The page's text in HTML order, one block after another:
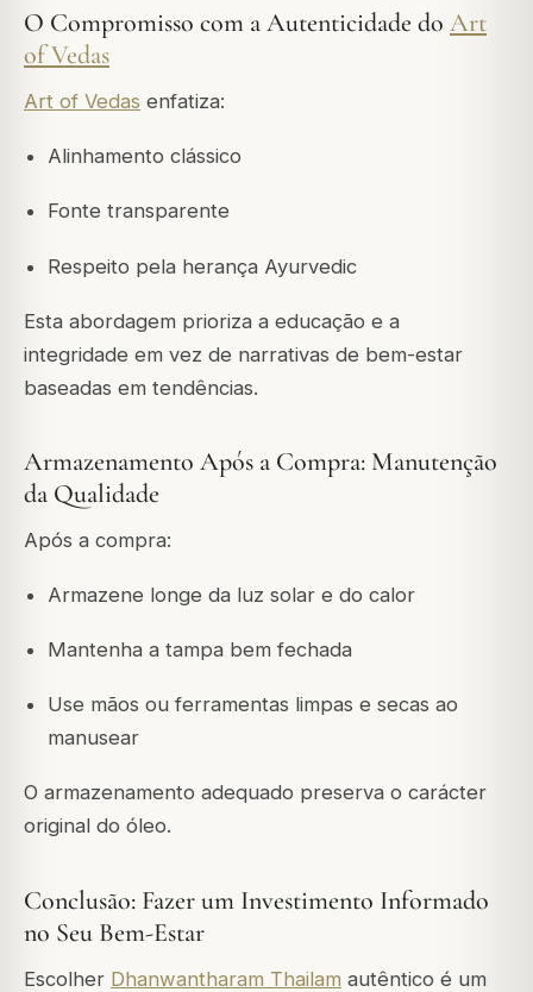
O Compromisso com a Autenticidade do Art
of Vedas
Art of Vedas enfatiza:
Alinhamento clássico
Fonte transparente
Respeito pela herança Ayurvedic
Esta abordagem prioriza a educação e a
integridade em vez de narrativas de bem-estar
baseadas em tendências.
Armazenamento Após a Compra: Manutenção
da Qualidade
Após a compra:
Armazene longe da luz solar e do calor
Mantenha a tampa bem fechada
Use mãos ou ferramentas limpas e secas ao
manusear
O armazenamento adequado preserva o carácter
original do óleo.
Conclusão: Fazer um Investimento Informado
no Seu Bem-Estar
Escolher Dhanwantharam Thailam autêntico é um